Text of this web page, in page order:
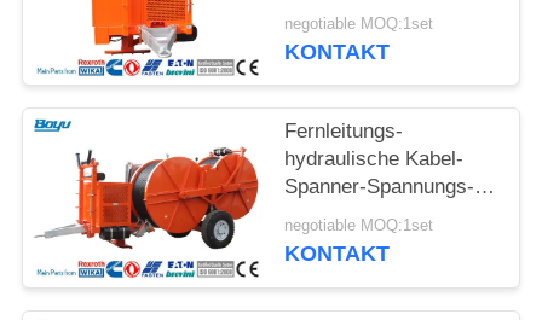
hydraulischen Spanner
mit Wasserkühlungs-
negotiable MOQ:1set
KONTAKT
Fernleitungs-
hydraulische Kabel-
Spanner-Spannungs-
Maschine für
obenliegende Linie
negotiable MOQ:1set
KONTAKT